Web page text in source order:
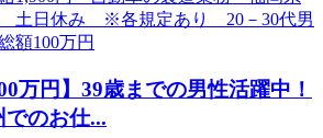
万円】39歳までの男性活躍中！
でのお仕...